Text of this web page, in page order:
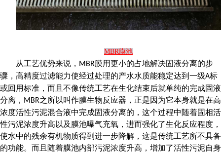
MBR膜池
从工艺优势来说， MBR膜用更小的占地解决固液分离的步
骤，高精度过滤能力使经过处理的产水水质能稳定达到一级A标
或回用标准，而且不像传统工艺在生化结束后就单纯的完成固液
分离， MBR之所以叫作膜生物反应器，正是因为它本身就是在高
浓度活性污泥混合液中完成固液分离的，这个过程中随着固相活
性污泥浓度升高以及膜池曝气充氧，进而强化了生化反应程度，
使水中的残余有机物质得到进一步降解，这是传统工艺所不具备
的功能。而且随着膜池内部污泥浓度升高，增加了活性污泥自身